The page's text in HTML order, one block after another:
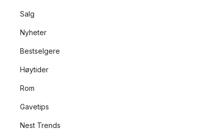
Salg
Nyheter
Bestselgere
Høytider
Rom
Gavetips
Nest Trends